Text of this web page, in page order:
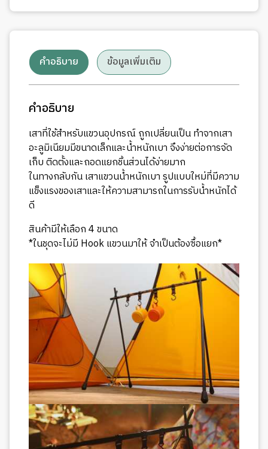
คำอธิบาย ข้อมูลเพิ่มเติม
คำอธิบาย
เสาที่ใช้สำหรับแขวนอุปกรณ์ ถูกเปลี่ยนเป็น ทำจากเสา
อะลูมิเนียมมีขนาดเล็กและน้ำหนักเบา จึงง่ายต่อการจัด
เก็บ ติดตั้งและถอดแยกชิ้นส่วนได้ง่ายมาก
ในทางกลับกัน เสาแขวนน้ำหนักเบา รูปแบบใหม่ที่มีความ
แข็งแรงของเสาและให้ความสามารถในการรับน้ำหนักได้
ดี
สินค้ามีให้เลือก 4 ขนาด
*ในชุดจะไม่มี Hook แขวนมาให้ จำเป็นต้องซื้อแยก*